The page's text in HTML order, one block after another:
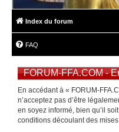
Index du forum
FAQ
FORUM-FFA.COM -
En accédant à « FORUM-
n’acceptez pas d’être
en soyez informé, bien qu’il
conditions découlant des